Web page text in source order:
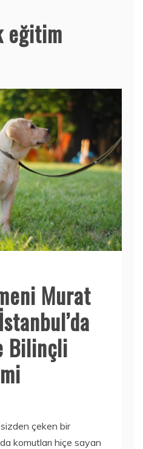
eğitim
Murat
Bilinçli
sizden çeken bir
komutları hiçe sayan